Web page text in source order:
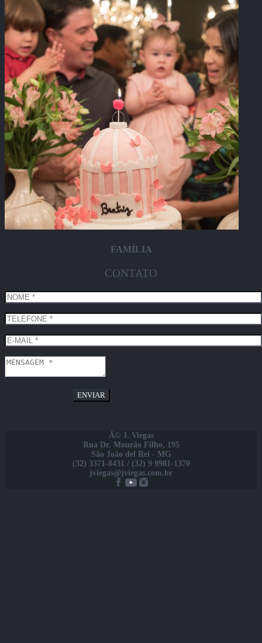
FAMÍLIA
CONTATO
ENVIAR
Â© J. Viegas
Rua Dr. Mourão Filho, 195
São João del Rei - MG
(32) 3371-8431 / (32) 9 9981-1370
jviegas@jviegas.com.br